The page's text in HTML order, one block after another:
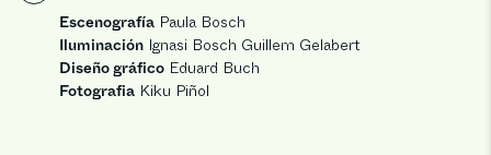
Escenografía Paula Bosch
Iluminación Ignasi Bosch Guillem Gelabert
Diseño gráfico Eduard Buch
Fotografia Kiku Piñol